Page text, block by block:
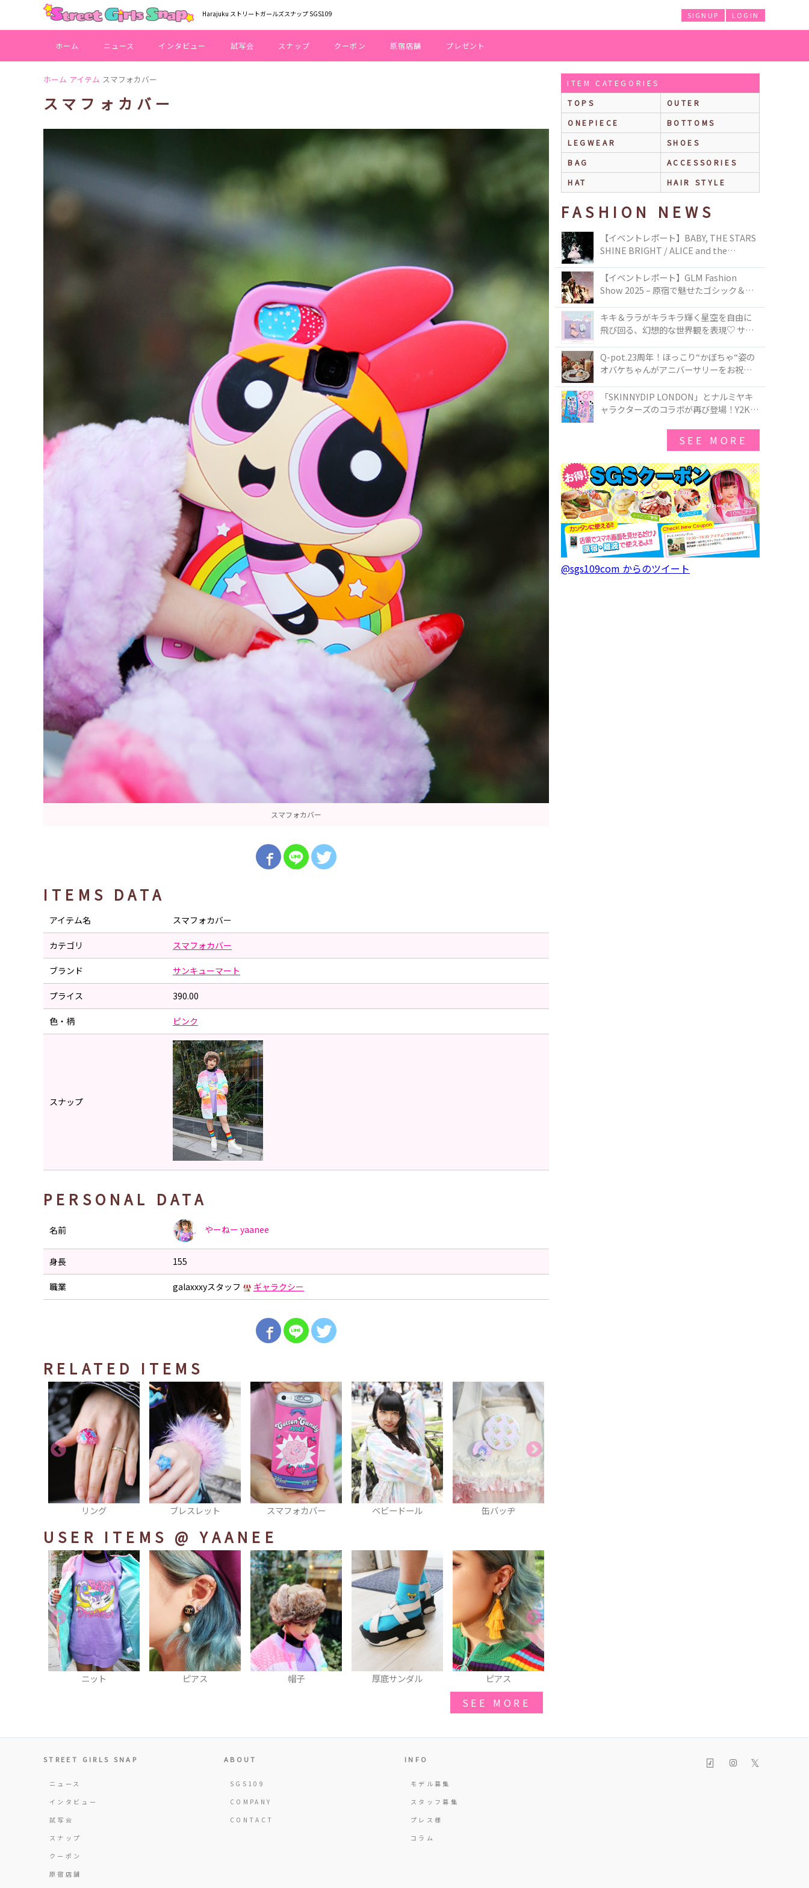
Harajuku ストリートガールズスナップ SGS109 LOGIN
SIGNUP
ホーム ニュース インタビュー 試写会 スナップ クーポン 原宿店舗 プレゼント
ホーム アイテム スマフォカバー
スマフォカバー
スマフォカバー
ITEMS DATA
アイテム名 スマフォカバー
カテゴリ スマフォカバー
ブランド サンキューマート
プライス 390.00
色・柄 ピンク
スナップ
PERSONAL DATA
名前 やーねー yaanee
身長 155
職業 galaxxxyスタッフ ギャラクシー
RELATED ITEMS
ブレスレット スマフォカバー ベビードール 缶バッヂ Tシャツ
USER ITEMS @ YAANEE
ピアス 帽子 厚底サンダル ピアス 厚底スニーカー
SEE MORE
ITEM CATEGORIES
TOPS
OUTER
ONEPIECE
BOTTOMS
LEGWEAR
SHOES
BAG
ACCESSORIES
HAT
HAIR STYLE
FASHION NEWS
【イベントレポート】BABY, THE STARS
SHINE BRIGHT / ALICE and the
TOKYO
【イベントレポート】GLM Fashion
Show 2025 – 原宿で魅せたゴシック＆ロ
キキ＆ララがキラキラ輝く星空を自由に
飛び回る、幻想的な世界観を表現♡ サマ
50周年アニバーサリーイヤー』を記念し
たコレクションが登場
Q-pot.23周年！ほっこり“かぼちゃ“姿の
オバケちゃんがアニバーサリーをお祝い
ー」が新発売！Q-pot CAFE.では「かぼち
ゃのオバケーキプレート」も登場
「SKINNYDIP LONDON」とナルミヤキ
ャラクターズのコラボが再び登場！Y2Kム
SEE MORE
@sgs109com からのツイート
STREET GIRLS SNAP
ニュース
インタビュー
試写会
スナップ
クーポン
原宿店舗
ABOUT
SGS109
COMPANY
CONTACT
INFO
モデル募集
スタッフ募集
プレス様
コラム
𝕏